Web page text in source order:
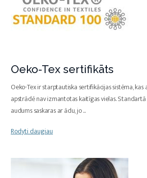
Oeko-Tex sertifikāts
Oeko-Tex ir starptautiska sertifikācijas sistēma, kas
apstrādē nav izmantotas kaitīgas vielas.
audums saskaras ar ādu, jo...
Rodyti daugiau